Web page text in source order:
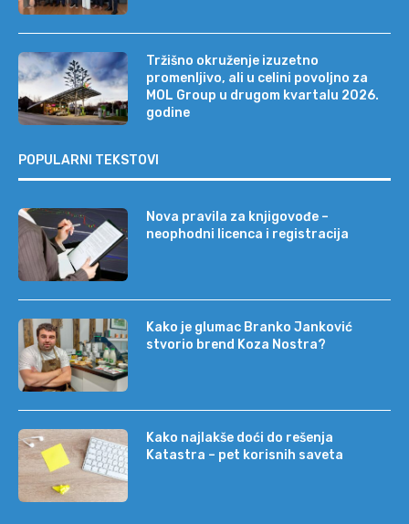
Tržišno okruženje izuzetno
promenljivo, ali u celini povoljno za
MOL Group u drugom kvartalu 2026.
godine
POPULARNI TEKSTOVI
Nova pravila za knjigovođe –
neophodni licenca i registracija
Kako je glumac Branko Janković
stvorio brend Koza Nostra?
Kako najlakše doći do rešenja
Katastra – pet korisnih saveta